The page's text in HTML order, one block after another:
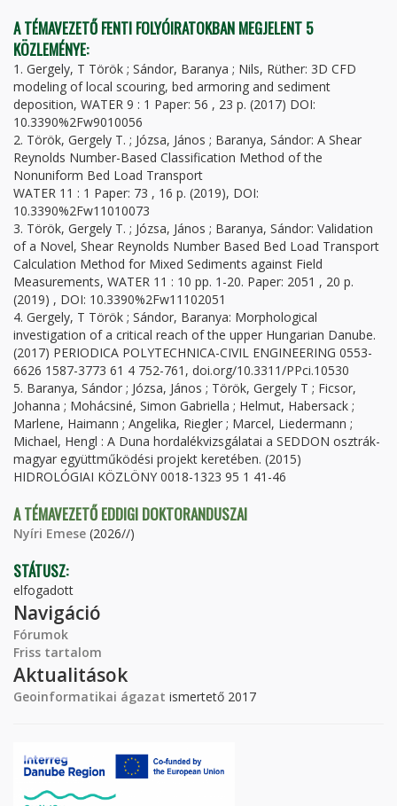
A TÉMAVEZETŐ FENTI FOLYÓIRATOKBAN MEGJELENT 5
KÖZLEMÉNYE:
1. Gergely, T Török ; Sándor, Baranya ; Nils, Rüther: 3D CFD
modeling of local scouring, bed armoring and sediment
deposition, WATER 9 : 1 Paper: 56 , 23 p. (2017) DOI:
10.3390%2Fw9010056
2. Török, Gergely T. ; Józsa, János ; Baranya, Sándor: A Shear
Reynolds Number-Based Classification Method of the
Nonuniform Bed Load Transport
WATER 11 : 1 Paper: 73 , 16 p. (2019), DOI:
10.3390%2Fw11010073
3. Török, Gergely T. ; Józsa, János ; Baranya, Sándor: Validation
of a Novel, Shear Reynolds Number Based Bed Load Transport
Calculation Method for Mixed Sediments against Field
Measurements, WATER 11 : 10 pp. 1-20. Paper: 2051 , 20 p.
(2019) , DOI: 10.3390%2Fw11102051
4. Gergely, T Török ; Sándor, Baranya: Morphological
investigation of a critical reach of the upper Hungarian Danube.
(2017) PERIODICA POLYTECHNICA-CIVIL ENGINEERING 0553-
6626 1587-3773 61 4 752-761, doi.org/10.3311/PPci.10530
5. Baranya, Sándor ; Józsa, János ; Török, Gergely T ; Ficsor,
Johanna ; Mohácsiné, Simon Gabriella ; Helmut, Habersack ;
Marlene, Haimann ; Angelika, Riegler ; Marcel, Liedermann ;
Michael, Hengl : A Duna hordalékvizsgálatai a SEDDON osztrák-
magyar együttműködési projekt keretében. (2015)
HIDROLÓGIAI KÖZLÖNY 0018-1323 95 1 41-46
A TÉMAVEZETŐ EDDIGI DOKTORANDUSZAI
Nyíri Emese (2026//)
STÁTUSZ:
elfogadott
Navigáció
Fórumok
Friss tartalom
Aktualitások
Geoinformatikai ágazat ismertető 2017